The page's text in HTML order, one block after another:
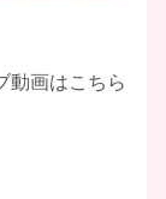
動画はこちら